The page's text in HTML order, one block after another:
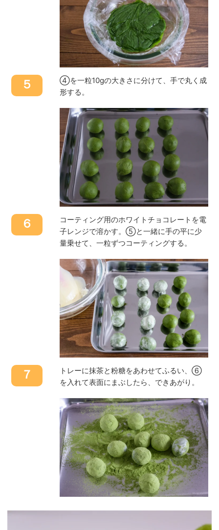
５
④を一粒10gの大きさに分けて、手で丸く成
形する。
６
コーティング用のホワイトチョコレートを電
子レンジで溶かす。⑤と一緒に手の平に少
量乗せて、一粒ずつコーティングする。
７
トレーに抹茶と粉糖をあわせてふるい、⑥
を入れて表面にまぶしたら、できあがり。